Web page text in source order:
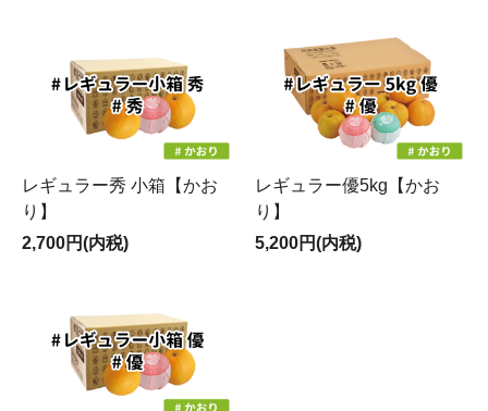
レギュラー秀 小箱【かお
り】
2,700円(内税)
レギュラー優5kg【かお
り】
5,200円(内税)